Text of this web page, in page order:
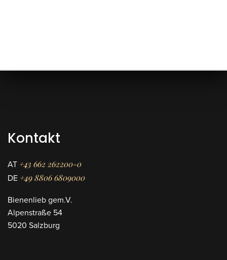
Kontakt
AT +43 662 262200-0
DE +49 8806 6809000
Bienenlieb gem.V.
Alpenstraße 54
5020 Salzburg